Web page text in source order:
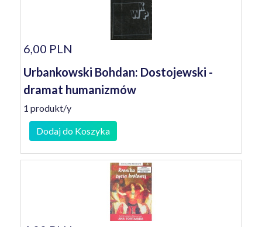
6,00 PLN
Urbankowski Bohdan: Dostojewski -
dramat humanizmów
1 produkt/y
Dodaj do Koszyka